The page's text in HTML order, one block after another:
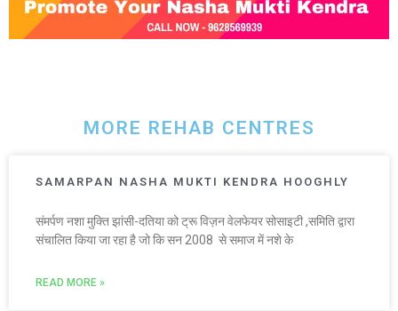
MORE REHAB CENTRES
SAMARPAN NASHA MUKTI KENDRA HOOGHLY
संमर्पण नशा मुक्ति झांसी-दतिया को ट्रू विज़न वेलफेयर सोसाइटी ,समिति द्वारा
संचालित किया जा रहा है जो कि सन 2008 से समाज में नशे के
READ MORE »